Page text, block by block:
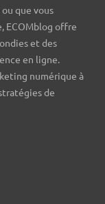
que vous
ECOMblog offre
et des
en ligne.
numérique à
de